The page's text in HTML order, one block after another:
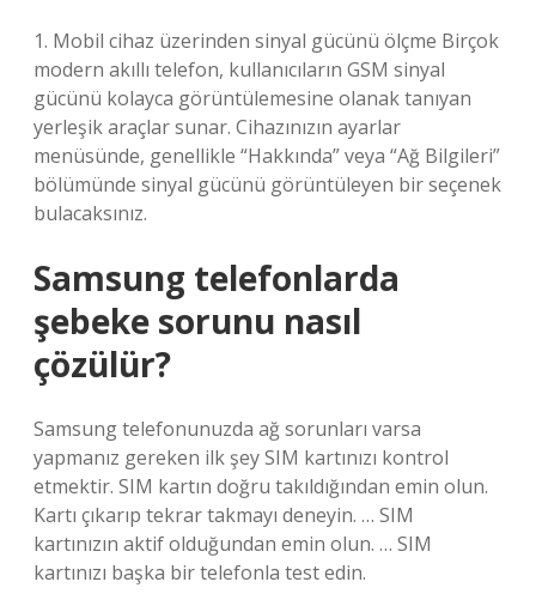
1. Mobil cihaz üzerinden sinyal gücünü ölçme Birçok
modern akıllı telefon, kullanıcıların GSM sinyal
gücünü kolayca görüntülemesine olanak tanıyan
yerleşik araçlar sunar. Cihazınızın ayarlar
menüsünde, genellikle “Hakkında” veya “Ağ Bilgileri”
bölümünde sinyal gücünü görüntüleyen bir seçenek
bulacaksınız.
Samsung telefonlarda
şebeke sorunu nasıl
çözülür?
Samsung telefonunuzda ağ sorunları varsa
yapmanız gereken ilk şey SIM kartınızı kontrol
etmektir. SIM kartın doğru takıldığından emin olun.
Kartı çıkarıp tekrar takmayı deneyin. … SIM
kartınızın aktif olduğundan emin olun. … SIM
kartınızı başka bir telefonla test edin.